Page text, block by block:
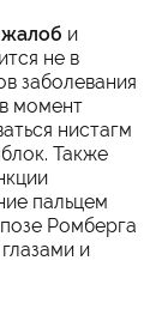
жалоб и
не в
заболевания
момент
нистагм
Также
пальцем
Ромберга
и